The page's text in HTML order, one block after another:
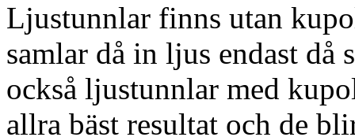
Ljustunnlar finns utan
samlar då in ljus endast då
också ljustunnlar med
allra bäst resultat och de